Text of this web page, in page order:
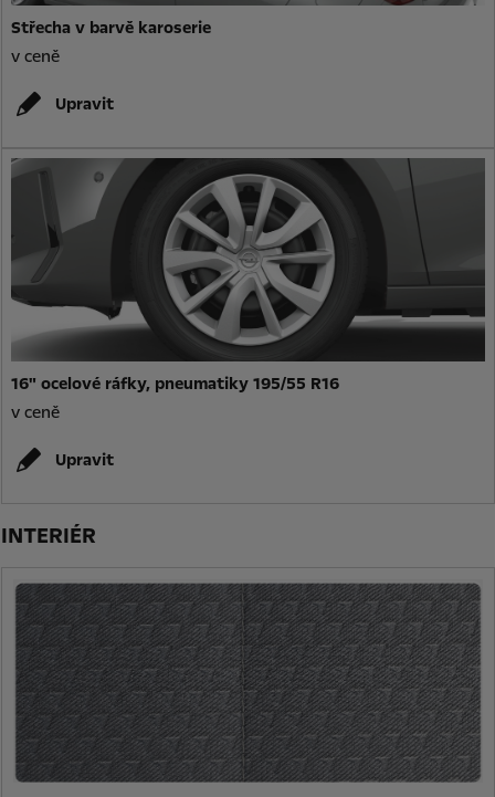
Střecha v barvě karoserie
v ceně
Upravit
16" ocelové ráfky, pneumatiky 195/55 R16
v ceně
Upravit
INTERIÉR